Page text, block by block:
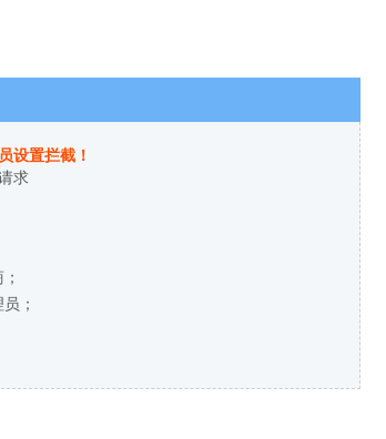
设置拦截！
求
；